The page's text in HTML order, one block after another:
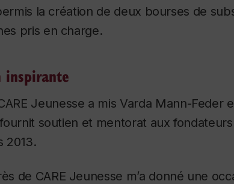
la création de deux bourses de
pris en charge.
inspirante
Jeunesse a mis Varda Mann-Feder
soutien et mentorat aux
2013.
de CARE Jeunesse m’a donné une